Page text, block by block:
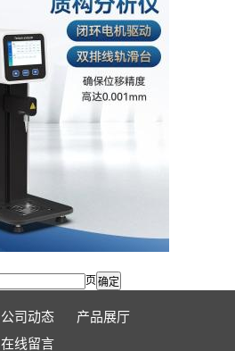
页
公司动态
产品展厅
在线留言